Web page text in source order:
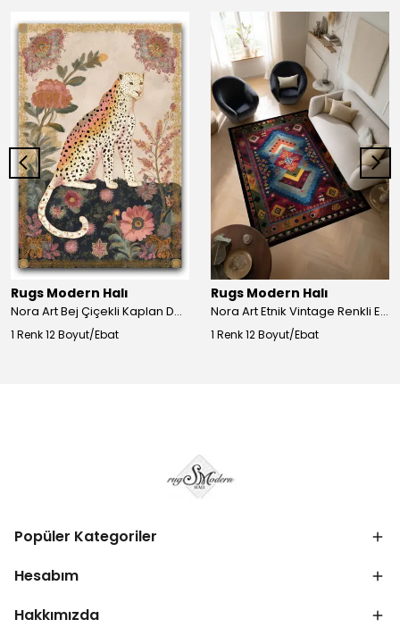
Rugs Modern Halı
Nora Art Bej Çiçekli Kaplan Desenli Dokuma Taban Dekoratif Salon Halısı 61
1 Renk 12 Boyut/Ebat
Rugs Modern Halı
Nora Art Etnik Vintage Renkli Eskitme Dokuma Taban Dekoratif Salon Halısı 63
1 Renk 12 Boyut/Ebat
Popüler Kategoriler
Hesabım
Hakkımızda